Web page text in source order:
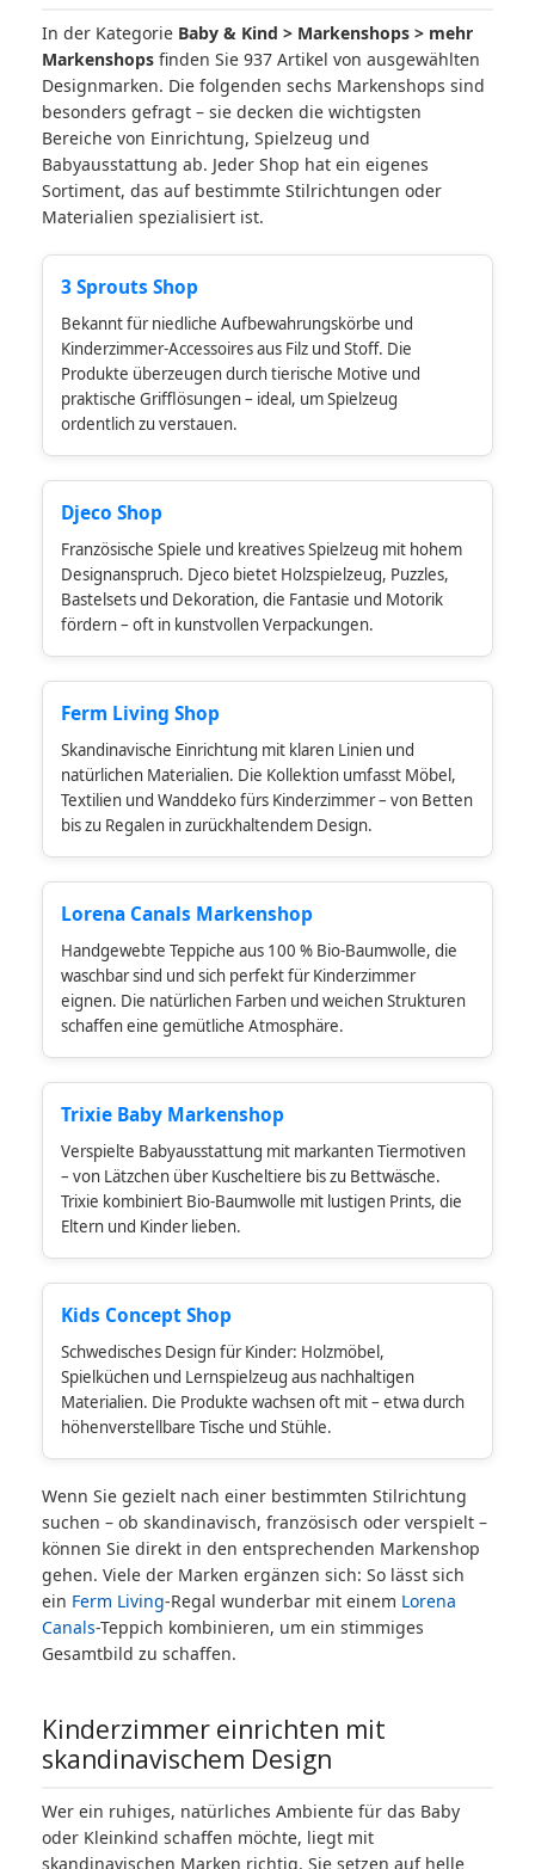
In der Kategorie Baby & Kind > Markenshops > mehr
Markenshops finden Sie 937 Artikel von ausgewählten
Designmarken. Die folgenden sechs Markenshops sind
besonders gefragt – sie decken die wichtigsten
Bereiche von Einrichtung, Spielzeug und
Babyausstattung ab. Jeder Shop hat ein eigenes
Sortiment, das auf bestimmte Stilrichtungen oder
Materialien spezialisiert ist.
3 Sprouts Shop
Bekannt für niedliche Aufbewahrungskörbe und
Kinderzimmer-Accessoires aus Filz und Stoff. Die
Produkte überzeugen durch tierische Motive und
praktische Grifflösungen – ideal, um Spielzeug
ordentlich zu verstauen.
Djeco Shop
Französische Spiele und kreatives Spielzeug mit hohem
Designanspruch. Djeco bietet Holzspielzeug, Puzzles,
Bastelsets und Dekoration, die Fantasie und Motorik
fördern – oft in kunstvollen Verpackungen.
Ferm Living Shop
Skandinavische Einrichtung mit klaren Linien und
natürlichen Materialien. Die Kollektion umfasst Möbel,
Textilien und Wanddeko fürs Kinderzimmer – von Betten
bis zu Regalen in zurückhaltendem Design.
Lorena Canals Markenshop
Handgewebte Teppiche aus 100 % Bio-Baumwolle, die
waschbar sind und sich perfekt für Kinderzimmer
eignen. Die natürlichen Farben und weichen Strukturen
schaffen eine gemütliche Atmosphäre.
Trixie Baby Markenshop
Verspielte Babyausstattung mit markanten Tiermotiven
– von Lätzchen über Kuscheltiere bis zu Bettwäsche.
Trixie kombiniert Bio-Baumwolle mit lustigen Prints, die
Eltern und Kinder lieben.
Kids Concept Shop
Schwedisches Design für Kinder: Holzmöbel,
Spielküchen und Lernspielzeug aus nachhaltigen
Materialien. Die Produkte wachsen oft mit – etwa durch
höhenverstellbare Tische und Stühle.
Wenn Sie gezielt nach einer bestimmten Stilrichtung
suchen – ob skandinavisch, französisch oder verspielt –
können Sie direkt in den entsprechenden Markenshop
gehen. Viele der Marken ergänzen sich: So lässt sich
ein Ferm Living-Regal wunderbar mit einem Lorena
Canals-Teppich kombinieren, um ein stimmiges
Gesamtbild zu schaffen.
Kinderzimmer einrichten mit
skandinavischem Design
Wer ein ruhiges, natürliches Ambiente für das Baby
oder Kleinkind schaffen möchte, liegt mit
skandinavischen Marken richtig. Sie setzen auf helle